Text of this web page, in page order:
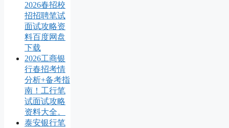
2026春招校
招招聘笔试
面试攻略资
料百度网盘
下载
2026工商银
行春招考情
分析+备考指
南！工行笔
试面试攻略
资料大全。
泰安银行笔